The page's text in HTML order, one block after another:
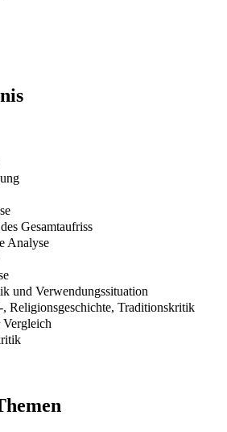
Gesamtaufriss
Analyse
und Verwendungssituation
Religionsgeschichte, Traditionskritik
Vergleich